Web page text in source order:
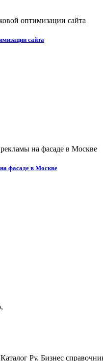
сайта
фасаде в Москве
Ру. Бизнес